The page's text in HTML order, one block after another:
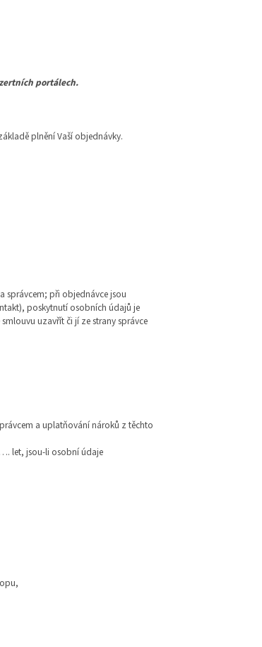
portálech.
plnění Vaší objednávky.
správcem; při objednávce jsou
poskytnutí osobních údajů je
uzavřít či jí ze strany správce
a uplatňování nároků z těchto
let, jsou-li osobní údaje